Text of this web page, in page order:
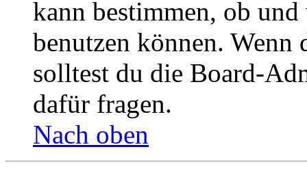
kann bestimmen, ob
benutzen können. Wenn
solltest du die Board-
dafür fragen.
Nach oben